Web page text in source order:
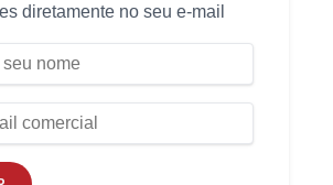
diretamente no seu e-mail